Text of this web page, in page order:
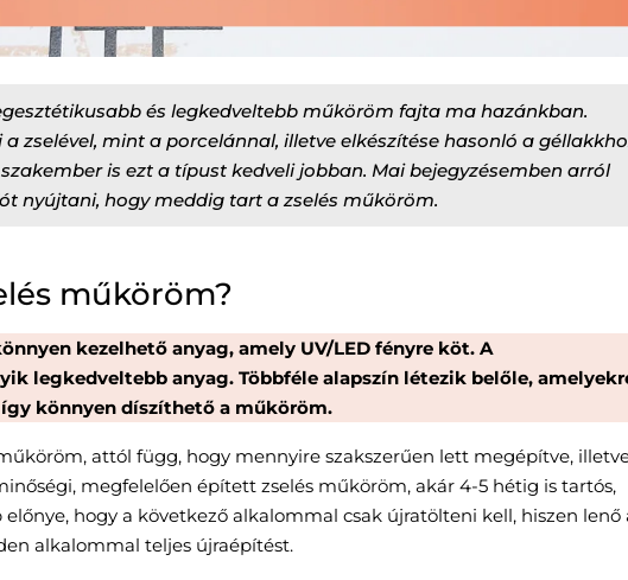
és legkedveltebb műköröm fajta ma hazánkban.
zselével, mint a porcelánnal, illetve elkészítése hasonló a
szakember is ezt a típust kedveli jobban. Mai bejegyzésemben arról
nyújtani, hogy meddig tart a zselés műköröm.
műköröm?
kezelhető anyag, amely UV/LED fényre köt. A
legkedveltebb anyag. Többféle alapszín létezik belőle,
könnyen díszíthető a műköröm.
attól függ, hogy mennyire szakszerűen lett megépítve,
megfelelően épített zselés műköröm, akár 4-5 hétig is tartós,
hogy a következő alkalommal csak újratölteni kell, hiszen lenő
alkalommal teljes újraépítést.